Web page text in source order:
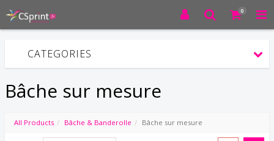
0
CATEGORIES
Bâche sur mesure
All Products Bâche & Banderolle Bâche sur mesure